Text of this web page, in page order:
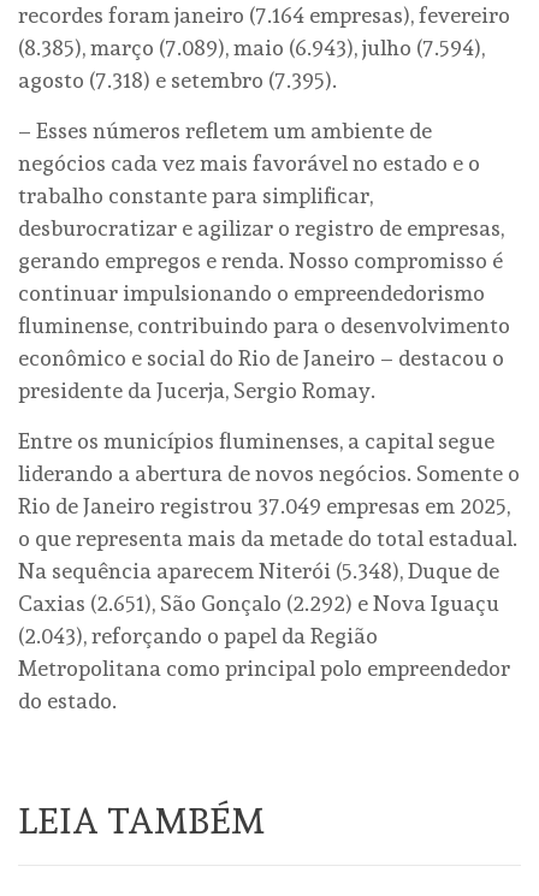
recordes foram janeiro (7.164 empresas), fevereiro
(8.385), março (7.089), maio (6.943), julho (7.594),
agosto (7.318) e setembro (7.395).
– Esses números refletem um ambiente de
negócios cada vez mais favorável no estado e o
trabalho constante para simplificar,
desburocratizar e agilizar o registro de empresas,
gerando empregos e renda. Nosso compromisso é
continuar impulsionando o empreendedorismo
fluminense, contribuindo para o desenvolvimento
econômico e social do Rio de Janeiro – destacou o
presidente da Jucerja, Sergio Romay.
Entre os municípios fluminenses, a capital segue
liderando a abertura de novos negócios. Somente o
Rio de Janeiro registrou 37.049 empresas em 2025,
o que representa mais da metade do total estadual.
Na sequência aparecem Niterói (5.348), Duque de
Caxias (2.651), São Gonçalo (2.292) e Nova Iguaçu
(2.043), reforçando o papel da Região
Metropolitana como principal polo empreendedor
do estado.
LEIA TAMBÉM